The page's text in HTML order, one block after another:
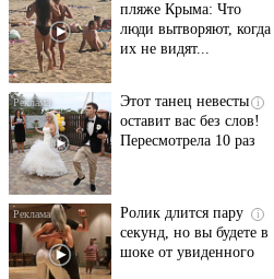
пляже Крыма: Что
люди вытворяют, когда
их не видят...
i
Этот танец невесты
оставит вас без слов!
Пересмотрела 10 раз
i
Ролик длится пару
секунд, но вы будете в
шоке от увиденного